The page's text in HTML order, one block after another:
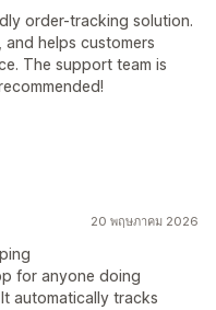
order-tracking solution.
helps customers
The support team is
20 พฤษภาคม 2026
for anyone doing
automatically tracks